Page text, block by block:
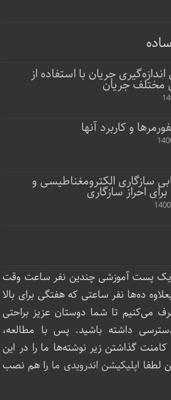
جریان با استفاده از
مختلف جریان
و کاربرد آنها
سازگاری الکترومغناطیسی و
احراز سازگاری
یک پست آموزشی چندین نفر ساعت‌ وقت
ده‌ها نفر ساعتی که هفتگی برای بالا
‌می‌کنیم تا شما دوستان عزیز براحتی
داشته باشید. پس با مطالعه،
گذاشتن زیر نوشته‌‌ها ما را در این
لطفا اپلیکیشن اندرویدی ما را هم نصب